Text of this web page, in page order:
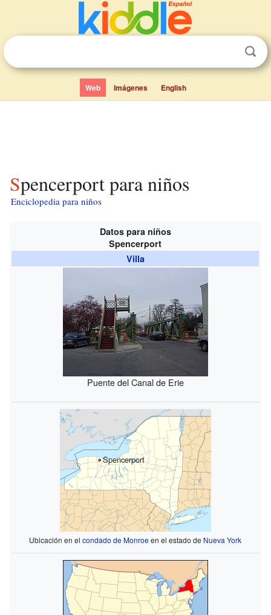
Web Imágenes English
Spencerport para niños
Enciclopedia para niños
Datos para niños
Spencerport
Villa
Puente del Canal de Erie
Spencerport
Ubicación en elcondado de Monroeen el estado de Nueva York